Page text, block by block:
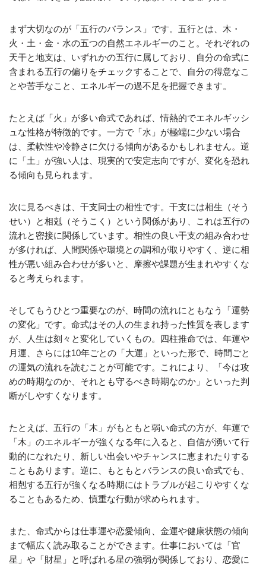
まず大切なのが「五行のバランス」です。五行とは、木・
火・土・金・水の五つの自然エネルギーのこと。それぞれの
天干と地支は、いずれかの五行に属しており、自分の命式に
含まれる五行の偏りをチェックすることで、自分の得意なこ
とや苦手なこと、エネルギーの過不足を把握できます。
たとえば「火」が多い命式であれば、情熱的でエネルギッシ
ュな性格が特徴的です。一方で「水」が極端に少ない場合
は、柔軟性や冷静さに欠ける傾向があるかもしれません。逆
に「土」が強い人は、現実的で安定志向ですが、変化を恐れ
る傾向も見られます。
次に見るべきは、干支同士の相性です。干支には相生（そう
せい）と相剋（そうこく）という関係があり、これは五行の
流れと密接に関係しています。相性の良い干支の組み合わせ
が多ければ、人間関係や環境との調和が取りやすく、逆に相
性が悪い組み合わせが多いと、摩擦や課題が生まれやすくな
ると考えられます。
そしてもうひとつ重要なのが、時間の流れにともなう「運勢
の変化」です。命式はその人の生まれ持った性質を表します
が、人生は刻々と変化していくもの。四柱推命では、年運や
月運、さらには10年ごとの「大運」といった形で、時間ごと
の運気の流れを読むことが可能です。これにより、「今は攻
めの時期なのか、それとも守るべき時期なのか」といった判
断がしやすくなります。
たとえば、五行の「木」がもともと弱い命式の方が、年運で
「木」のエネルギーが強くなる年に入ると、自信が湧いて行
動的になれたり、新しい出会いやチャンスに恵まれたりする
こともあります。逆に、もともとバランスの良い命式でも、
相剋する五行が強くなる時期にはトラブルが起こりやすくな
ることもあるため、慎重な行動が求められます。
また、命式からは仕事運や恋愛傾向、金運や健康状態の傾向
まで幅広く読み取ることができます。仕事においては「官
星」や「財星」と呼ばれる星の強弱が関係しており、恋愛に